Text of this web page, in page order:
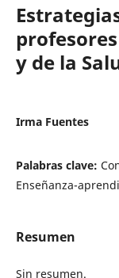
y de la
Irma Fuentes
Palabras clave:
Enseñanza-
Resumen
Sin resumen.